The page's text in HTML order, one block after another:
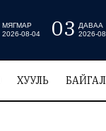
МЯГМАР
2026-08-04
03
ДАВАА
2026-
ХУУЛЬ